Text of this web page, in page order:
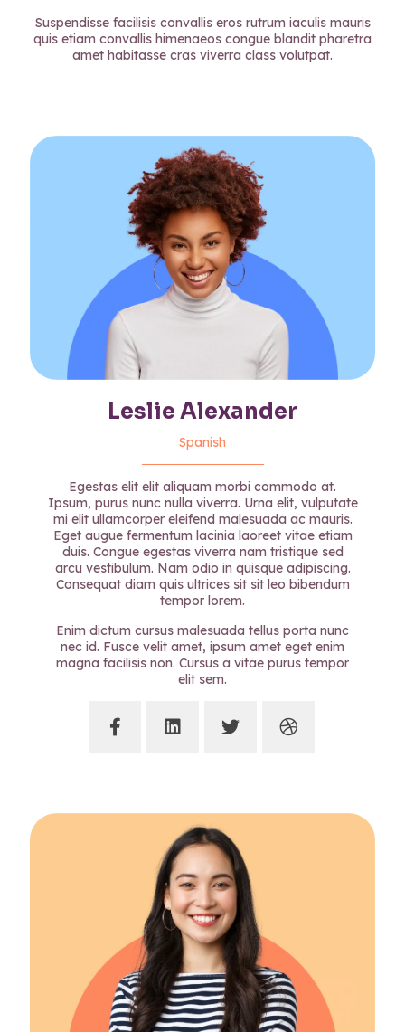
Suspendisse facilisis convallis eros rutrum iaculis mauris
quis etiam convallis himenaeos congue blandit pharetra
amet habitasse cras viverra class volutpat.
Leslie Alexander
Spanish
Egestas elit elit aliquam morbi commodo at.
Ipsum, purus nunc nulla viverra. Urna elit, vulputate
mi elit ullamcorper eleifend malesuada ac mauris.
Eget augue fermentum lacinia laoreet vitae etiam
duis. Congue egestas viverra nam tristique sed
arcu vestibulum. Nam odio in quisque adipiscing.
Consequat diam quis ultrices sit sit leo bibendum
tempor lorem.
Enim dictum cursus malesuada tellus porta nunc
nec id. Fusce velit amet, ipsum amet eget enim
magna facilisis non. Cursus a vitae purus tempor
elit sem.